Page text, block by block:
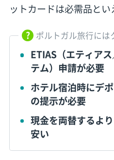
ットカードは必需品とい
ポルトガル旅行には
ETIAS（エティア
テム）申請が必要
ホテル宿泊時にデ
の提示が必要
現金を両替するよ
安い